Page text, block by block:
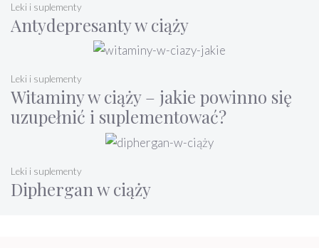
Antydepresanty w ciąży
Leki i suplementy
Witaminy w ciąży – jakie powinno się
uzupełnić i suplementować?
Leki i suplementy
Diphergan w ciąży
Leki i suplementy